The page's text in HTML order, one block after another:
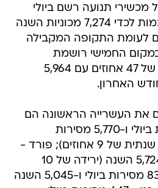
מכשירי תנועה רשם ביולי
1,279 מסירות המסתכמות לכדי 7,274 מכוניות השנה
100 אחוזים לעומת התקופה המקבילה
החמישי רושמת
לבינתיים עלייה שנתית של 47 אחוזים עם 5,964
את העשרייה הראשונה הם
שברולט - 719 מסירות ביולי ו-5,770 מסירות
מתחילת השנה (ירידה שנתית של 9 אחוזים); פורד -
1,139 מסירות ביולי ו-5,724 השנה (ירידה של 10
אחוזים); מיצובישי - 835 מסירות ביולי ו-5,045 השנה